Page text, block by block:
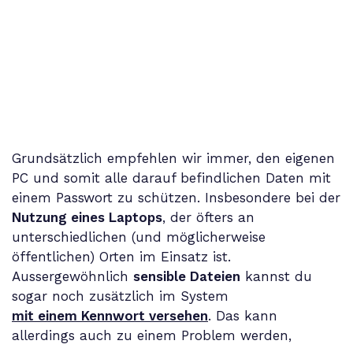
Grundsätzlich empfehlen wir immer, den eigenen
PC und somit alle darauf befindlichen Daten mit
einem Passwort zu schützen. Insbesondere bei der
Nutzung eines Laptops, der öfters an
unterschiedlichen (und möglicherweise
öffentlichen) Orten im Einsatz ist.
Aussergewöhnlich sensible Dateien kannst du
sogar noch zusätzlich im System
mit einem Kennwort versehen. Das kann
allerdings auch zu einem Problem werden,